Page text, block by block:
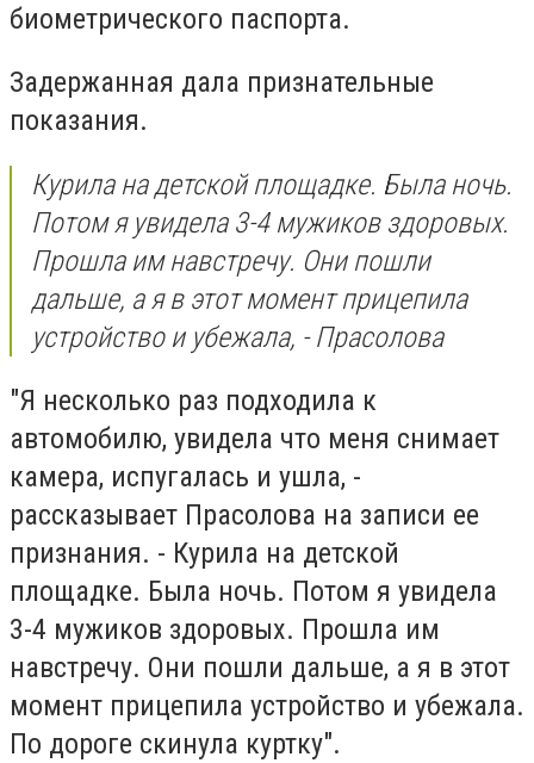
биометрического паспорта.
Задержанная дала признательные
показания.
Курила на детской площадке. Была ночь.
Потом я увидела 3-4 мужиков здоровых.
Прошла им навстречу. Они пошли
дальше, а я в этот момент прицепила
устройство и убежала, - Прасолова
"Я несколько раз подходила к
автомобилю, увидела что меня снимает
камера, испугалась и ушла, -
рассказывает Прасолова на записи ее
признания. - Курила на детской
площадке. Была ночь. Потом я увидела
3-4 мужиков здоровых. Прошла им
навстречу. Они пошли дальше, а я в этот
момент прицепила устройство и убежала.
По дороге скинула куртку".